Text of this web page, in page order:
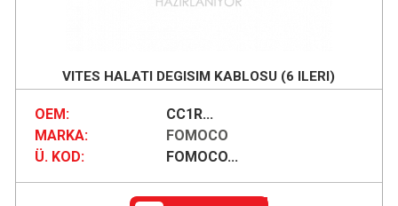
VITES HALATI DEGISIM KABLOSU (6 ILERI)
OEM:
CC1R...
MARKA:
FOMOCO
Ü. KOD:
FOMOCO...